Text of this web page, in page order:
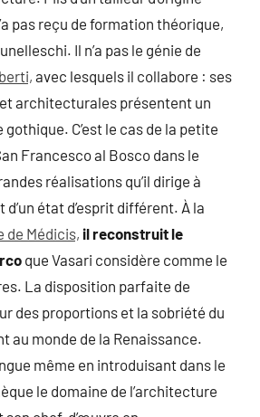
pas reçu de formation théorique,
Il n’a pas le génie de
avec lesquels il collabore : ses
architecturales présentent un
C’est le cas de la petite
Francesco al Bosco dans le
réalisations qu’il dirige à
état d’esprit différent. À la
de Médicis, il reconstruit le
que Vasari considère comme le
La disposition parfaite de
des proportions et la sobriété du
au monde de la Renaissance.
même en introduisant dans le
le domaine de l’architecture